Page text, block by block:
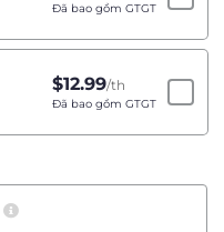
Đã bao gồm GTGT
$12.99/th
Đã bao gồm GTGT